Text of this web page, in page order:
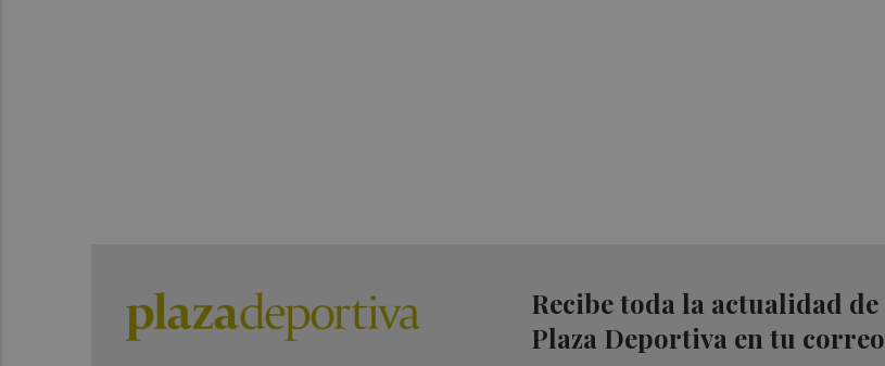
Recibe toda la actualidad de
Plaza Deportiva en tu correo